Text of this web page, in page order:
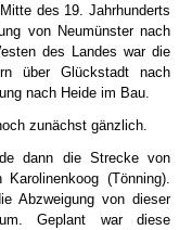
des 19. Jahrhunderts
von Neumünster nach
des Landes war die
über Glückstadt nach
nach Heide im Bau.
zunächst gänzlich.
dann die Strecke von
(Tönning).
Abzweigung von dieser
Geplant war diese